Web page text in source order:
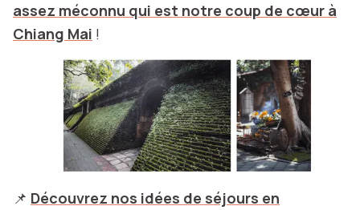
assez méconnu qui est notre coup de cœur à
Chiang Mai !
📌 Découvrez nos idées de séjours en